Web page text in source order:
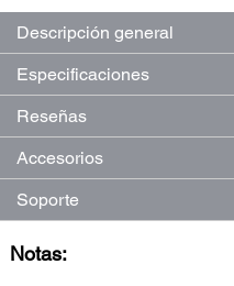
Descripción general
Especificaciones
Reseñas
Accesorios
Soporte
Notas: